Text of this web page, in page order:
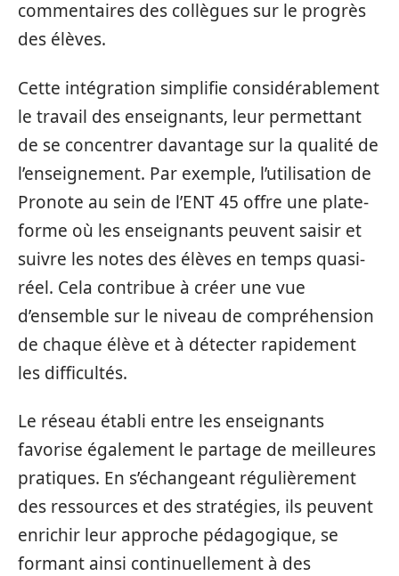
commentaires des collègues sur le progrès
des élèves.
Cette intégration simplifie considérablement
le travail des enseignants, leur permettant
de se concentrer davantage sur la qualité de
l’enseignement. Par exemple, l’utilisation de
Pronote au sein de l’ENT 45 offre une plate-
forme où les enseignants peuvent saisir et
suivre les notes des élèves en temps quasi-
réel. Cela contribue à créer une vue
d’ensemble sur le niveau de compréhension
de chaque élève et à détecter rapidement
les difficultés.
Le réseau établi entre les enseignants
favorise également le partage de meilleures
pratiques. En s’échangeant régulièrement
des ressources et des stratégies, ils peuvent
enrichir leur approche pédagogique, se
formant ainsi continuellement à des